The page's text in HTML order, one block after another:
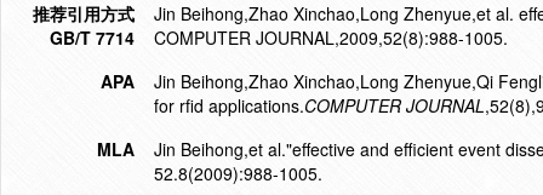
推荐引用方式
GB/T 7714
Jin Beihong,Zhao Xinchao,Long Zhenyue,et al.
COMPUTER JOURNAL,2009,52(8):988-1005.
APA
Jin Beihong,Zhao Xinchao,Long Zhenyue,Qi
for rfid applications.COMPUTER JOURNAL
MLA
Jin Beihong,et al."effective and efficient event
52.8(2009):988-1005.